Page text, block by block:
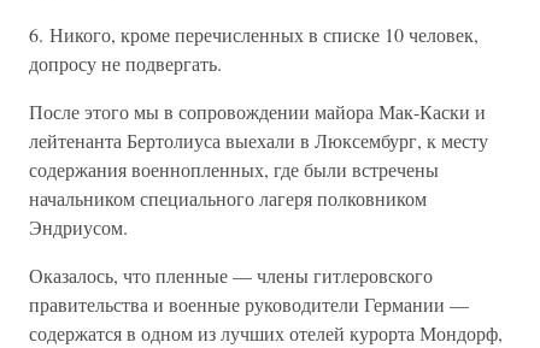
6. Никого, кроме перечисленных в списке 10 человек,
допросу не подвергать.
После этого мы в сопровождении майора Мак-Каски и
лейтенанта Бертолиуса выехали в Люксембург, к месту
содержания военнопленных, где были встречены
начальником специального лагеря полковником
Эндриусом.
Оказалось, что пленные — члены гитлеровского
правительства и военные руководители Германии —
содержатся в одном из лучших отелей курорта Мондорф,